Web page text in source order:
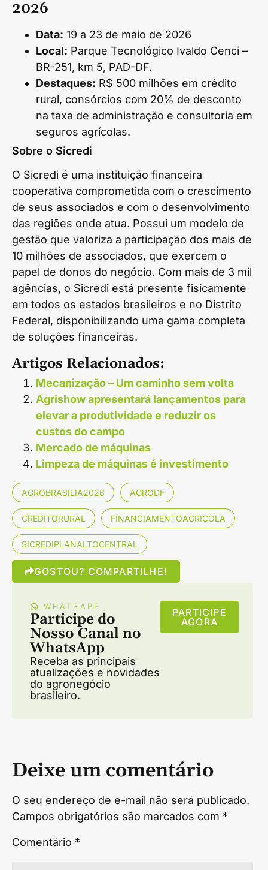
2026
Data: 19 a 23 de maio de 2026
Local: Parque Tecnológico Ivaldo Cenci –
BR-251, km 5, PAD-DF.
Destaques: R$ 500 milhões em crédito
rural, consórcios com 20% de desconto
na taxa de administração e consultoria em
seguros agrícolas.
Sobre o Sicredi
O Sicredi é uma instituição financeira
cooperativa comprometida com o crescimento
de seus associados e com o desenvolvimento
das regiões onde atua. Possui um modelo de
gestão que valoriza a participação dos mais de
10 milhões de associados, que exercem o
papel de donos do negócio. Com mais de 3 mil
agências, o Sicredi está presente fisicamente
em todos os estados brasileiros e no Distrito
Federal, disponibilizando uma gama completa
de soluções financeiras.
Artigos Relacionados:
Mecanização – Um caminho sem volta
Agrishow apresentará lançamentos para
elevar a produtividade e reduzir os
custos do campo
Mercado de máquinas
Limpeza de máquinas é investimento
AGROBRASILIA2026 AGRODF
CREDITORURAL FINANCIAMENTOAGRICOLA
SICREDIPLANALTOCENTRAL
GOSTOU? COMPARTILHE!
WHATSAPP
Participe do
Nosso Canal no
WhatsApp
Receba as principais
atualizações e novidades
do agronegócio
brasileiro.
PARTICIPE
AGORA
Deixe um comentário
O seu endereço de e-mail não será publicado.
Campos obrigatórios são marcados com *
Comentário *